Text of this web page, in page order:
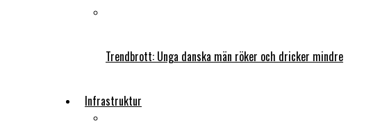
Trendbrott: Unga danska män röker och dricker mindre
Infrastruktur